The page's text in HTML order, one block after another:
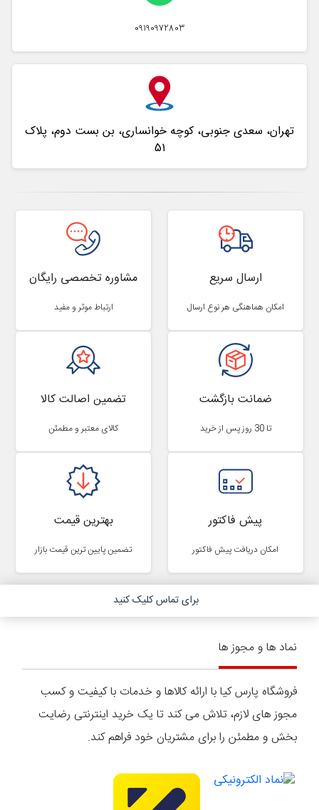
09190972803
تهران، سعدی جنوبی، کوچه خوانساری، بن بست دوم، پلاک
51
ارسال سریع
امکان هماهنگی هر نوع ارسال
مشاوره تخصصی رایگان
ارتباط موثر و مفید
ضمانت بازگشت
تا 30 روز پس از خرید
تضمین اصالت کالا
کالای معتبر و مطمئن
پیش فاکتور
امکان دریافت پیش فاکتور
بهترین قیمت
تضمین پایین ترین قیمت بازار
برای تماس کلیک کنید
نماد ها و مجوز ها
فروشگاه پارس کیا با ارائه کالاها و خدمات با کیفیت و کسب
مجوز های لازم، تلاش می کند تا یک خرید اینترنتی رضایت
بخش و مطمئن را برای مشتریان خود فراهم کند.